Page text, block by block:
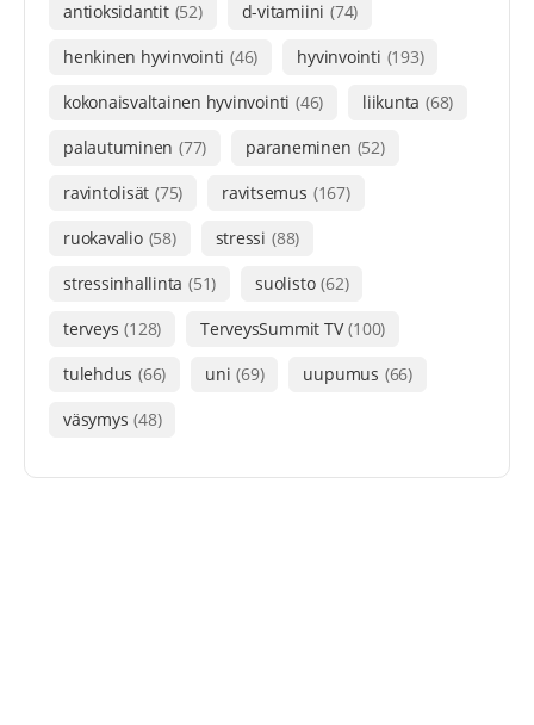
antioksidantit (52) d-vitamiini (74)
henkinen hyvinvointi (46) hyvinvointi (193)
kokonaisvaltainen hyvinvointi (46) liikunta (68)
palautuminen (77) paraneminen (52)
ravintolisät (75) ravitsemus (167)
ruokavalio (58) stressi (88)
stressinhallinta (51) suolisto (62)
terveys (128) TerveysSummit TV (100)
tulehdus (66) uni (69) uupumus (66)
väsymys (48)